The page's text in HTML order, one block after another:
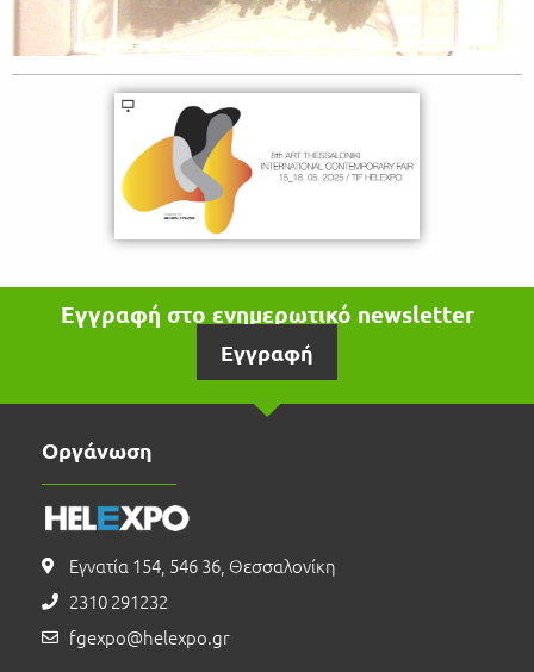
Εγγραφή στο ενημερωτικό newsletter
Εγγραφή
Οργάνωση
Εγνατία 154, 546 36, Θεσσαλονίκη
2310 291232
fgexpo@helexpo.gr